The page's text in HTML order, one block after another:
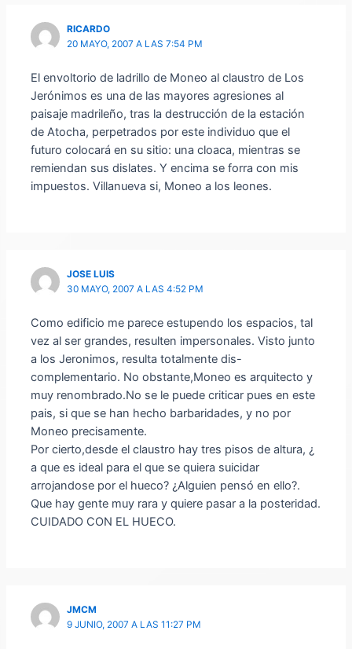
RICARDO
20 MAYO, 2007 A LAS 7:54 PM
El envoltorio de ladrillo de Moneo al claustro de Los
Jerónimos es una de las mayores agresiones al
paisaje madrileño, tras la destrucción de la estación
de Atocha, perpetrados por este individuo que el
futuro colocará en su sitio: una cloaca, mientras se
remiendan sus dislates. Y encima se forra con mis
impuestos. Villanueva si, Moneo a los leones.
JOSE LUIS
30 MAYO, 2007 A LAS 4:52 PM
Como edificio me parece estupendo los espacios, tal
vez al ser grandes, resulten impersonales. Visto junto
a los Jeronimos, resulta totalmente dis-
complementario. No obstante,Moneo es arquitecto y
muy renombrado.No se le puede criticar pues en este
pais, si que se han hecho barbaridades, y no por
Moneo precisamente.
Por cierto,desde el claustro hay tres pisos de altura, ¿
a que es ideal para el que se quiera suicidar
arrojandose por el hueco? ¿Alguien pensó en ello?.
Que hay gente muy rara y quiere pasar a la posteridad.
CUIDADO CON EL HUECO.
JMCM
9 JUNIO, 2007 A LAS 11:27 PM